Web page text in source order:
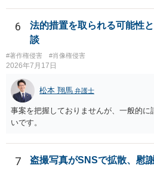
です。低解像度化や透かしだけでは十
する、第三者が識別できない程度に加
内だけで表示する方法を検討すべきです
われた場合、御社の責任が当然に生じる
し、自己申告だけで購入でき、自社が照
止めていない現行の運用では、予測可
て、撮影された本人に対する損害賠償責
ます。 検討中の対策は、いずれも過剰で
ただし、それだけで十分とはいえません
の追跡には役立ちますが、その人が被写
できません。照合不一致時の販売保留
す。セッションの遡及作成は、検知す
保留又は追加確認の対象とすべきです。
者の特定や抑止には有効ですが、不正
6
法的措置を取られる可能性
談
#著作権侵害 #肖像権侵害
2026年7月17日
松本 翔馬 弁護士
事案を把握しておりませんが、一般的
いです。
7 盗撮写真がSNSで拡散、慰